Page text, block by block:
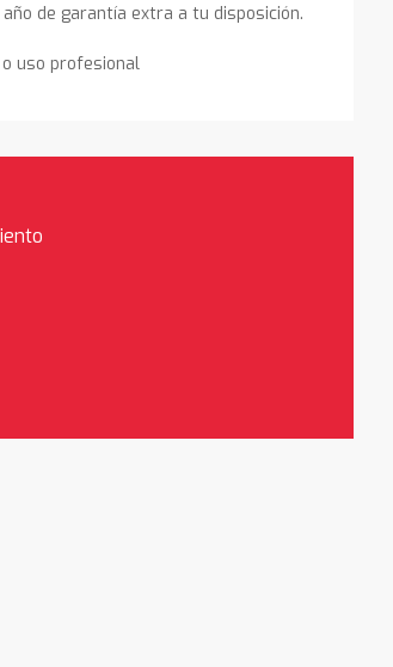
de garantía extra a tu disposición.
uso profesional